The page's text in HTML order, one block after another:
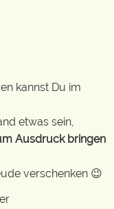
kannst Du im
etwas sein,
Ausdruck bringen
verschenken 😉